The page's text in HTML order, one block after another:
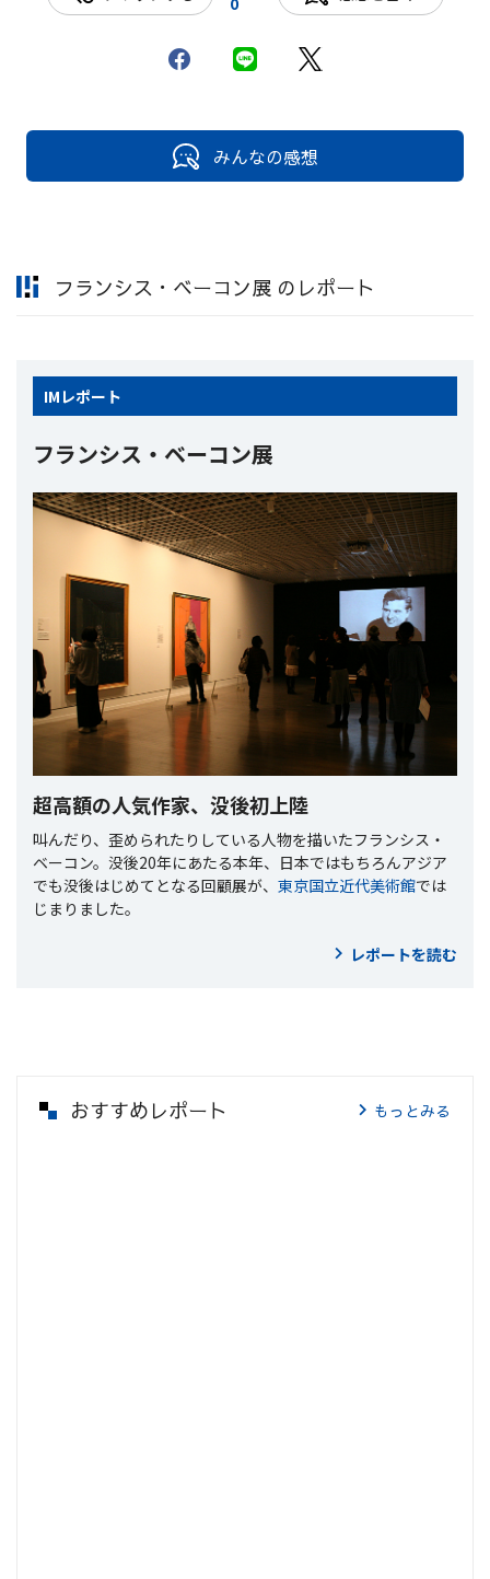
みんなの感想
フランシス・ベーコン展 のレポート
IM レポート
フランシス・ベーコン展
超高額の人気作家、没後初上陸
叫んだり、歪められたりしている人物を描いたフランシス・
ベーコン。没後20年にあたる本年、日本ではもちろんアジア
でも没後はじめてとなる回顧展が、 東京国立近代美術館では
じまりました。
レポートを読む
おすすめレポート もっとみる